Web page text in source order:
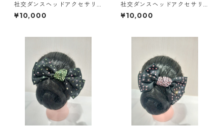
社交ダンスヘッドアクセサリ
ーHA-61大ダンスアクセサリー
ベリーダンスブライダルアク
¥10,000
社交ダンスヘッドアクセサリ
ーHA-52ダンスアクセサリー
ベリーダンスブライダルアク
¥10,000